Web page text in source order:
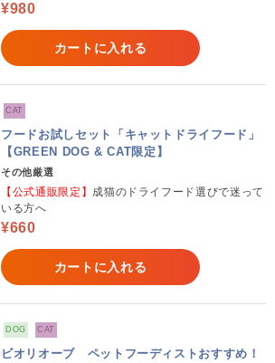
¥980
カートに入れる
CAT
フードお試しセット「キャットドライフード」
【GREEN DOG & CAT限定】
その他厳選
【公式通販限定】 成猫のドライフード選びで迷って
いる方へ
¥660
カートに入れる
DOG CAT
ビオリオーブ ペットフーディストおすすめ！